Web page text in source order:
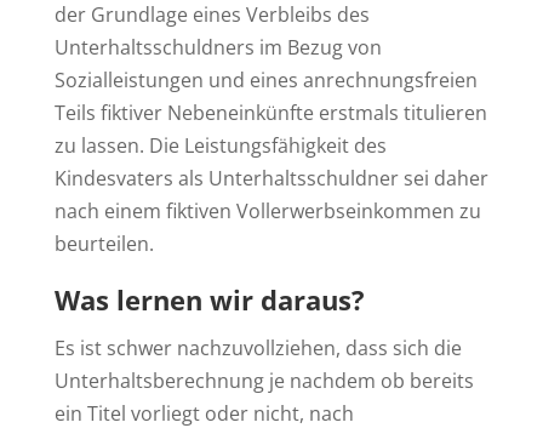
der Grundlage eines Verbleibs des
Unterhaltsschuldners im Bezug von
Sozialleistungen und eines anrechnungsfreien
Teils fiktiver Nebeneinkünfte erstmals titulieren
zu lassen. Die Leistungsfähigkeit des
Kindesvaters als Unterhaltsschuldner sei daher
nach einem fiktiven Vollerwerbseinkommen zu
beurteilen.
Was lernen wir daraus?
Es ist schwer nachzuvollziehen, dass sich die
Unterhaltsberechnung je nachdem ob bereits
ein Titel vorliegt oder nicht, nach